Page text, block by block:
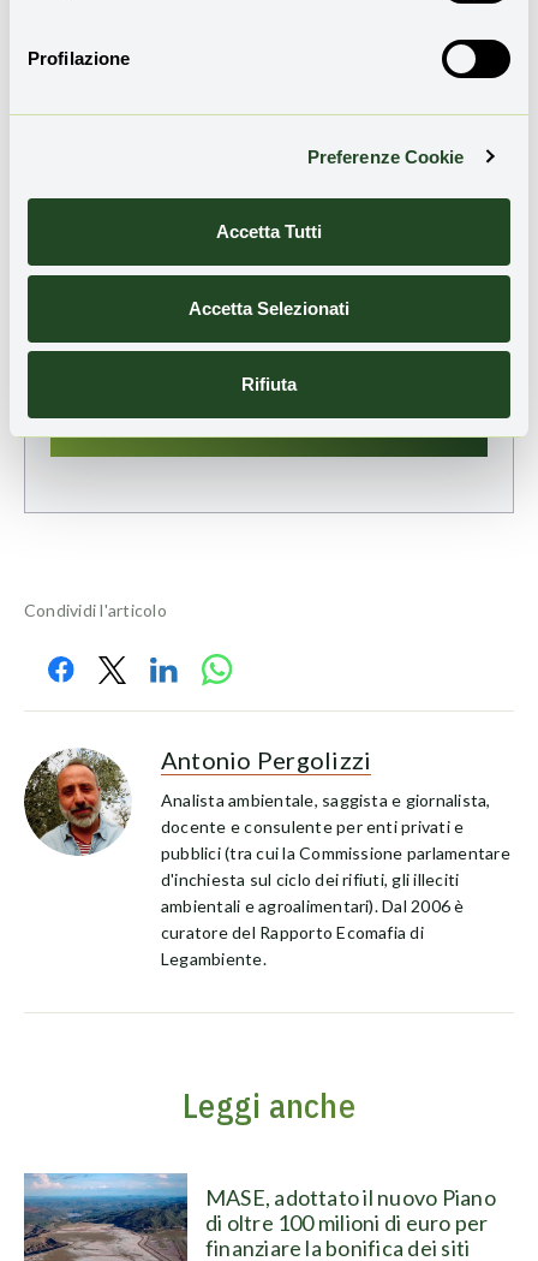
Profilazione
Preferenze Cookie
Accetta Tutti
Accetta Selezionati
Rifiuta
aggiornamenti sulle novità e sulle storie di
Ho preso visione dell'informativa sulla privacy
Condividi l'articolo
Antonio Pergolizzi
Analista ambientale, saggista e giornalista,
docente e consulente per enti privati e
pubblici (tra cui la Commissione parlamentare
d'inchiesta sul ciclo dei rifiuti, gli illeciti
ambientali e agroalimentari). Dal 2006 è
curatore del Rapporto Ecomafia di
Legambiente.
Leggi anche
MASE, adottato il nuovo Piano
di oltre 100 milioni di euro per
finanziare la bonifica dei siti